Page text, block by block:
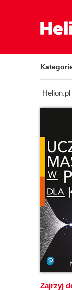
Helion.pl
Zajrzyj